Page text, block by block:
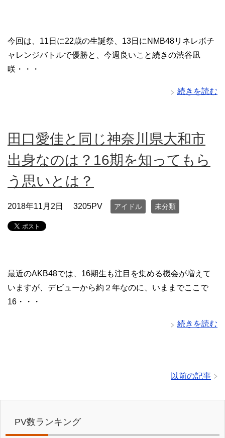
今回は、11日に22歳の生誕祭、13日にNMB48リネレボチ
ャレンジバトルで優勝と、今週良いこと続きの渋谷凪
咲・・・
続きを読む
田口愛佳と同じ神奈川県大和市
出身なのは？16期を知ってもら
う思いとは？
2018年11月2日 3205PV アイドル 未分類
最近のAKB48では、16期生も注目を集める機会が増えて
いますが、デビューから約２年なのに、いままでここで
16・・・
続きを読む
以前の記事
PV数ランキング